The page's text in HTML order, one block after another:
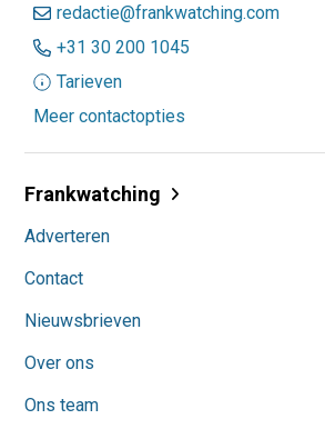
redactie@frankwatching.com
+31 30 200 1045
Tarieven
Meer contactopties
Frankwatching
Adverteren
Contact
Nieuwsbrieven
Over ons
Ons team